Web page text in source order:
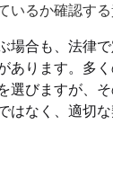
いるか確認す
場合も、法律
あります。多
選びますが、
はなく、適切